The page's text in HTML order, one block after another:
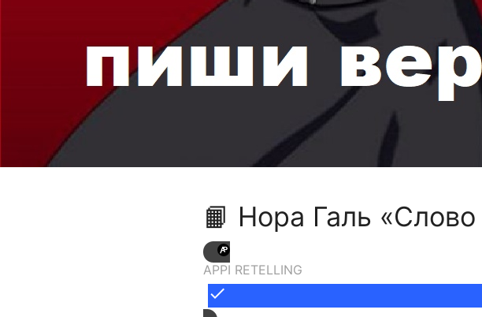
📙 Нора Галь
APPI RETELLING
done